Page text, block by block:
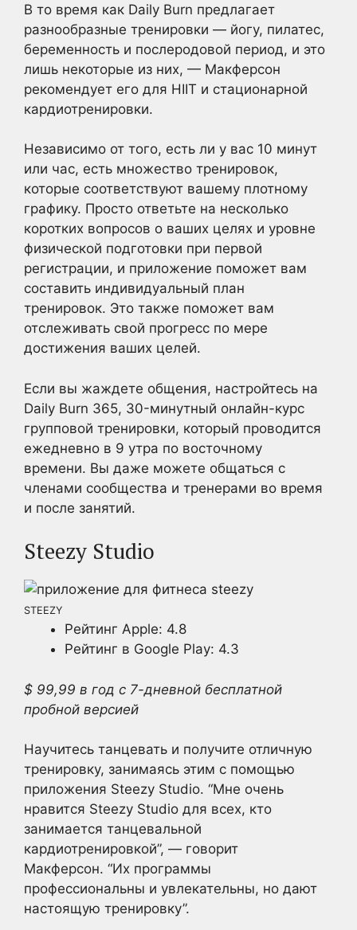
В то время как Daily Burn предлагает
разнообразные тренировки — йогу, пилатес,
беременность и послеродовой период, и это
лишь некоторые из них, — Макферсон
рекомендует его для HIIT и стационарной
кардиотренировки.
Независимо от того, есть ли у вас 10 минут
или час, есть множество тренировок,
которые соответствуют вашему плотному
графику. Просто ответьте на несколько
коротких вопросов о ваших целях и уровне
физической подготовки при первой
регистрации, и приложение поможет вам
составить индивидуальный план
тренировок. Это также поможет вам
отслеживать свой прогресс по мере
достижения ваших целей.
Если вы жаждете общения, настройтесь на
Daily Burn 365, 30-минутный онлайн-курс
групповой тренировки, который проводится
ежедневно в 9 утра по восточному
времени. Вы даже можете общаться с
членами сообщества и тренерами во время
и после занятий.
Steezy Studio
STEEZY
Рейтинг Apple: 4.8
Рейтинг в Google Play: 4.3
$ 99,99 в год с 7-дневной бесплатной
пробной версией
Научитесь танцевать и получите отличную
тренировку, занимаясь этим с помощью
приложения Steezy Studio. “Мне очень
нравится Steezy Studio для всех, кто
занимается танцевальной
кардиотренировкой”, — говорит
Макферсон. “Их программы
профессиональны и увлекательны, но дают
настоящую тренировку”.